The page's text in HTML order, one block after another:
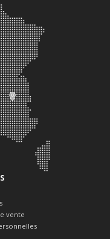
vente